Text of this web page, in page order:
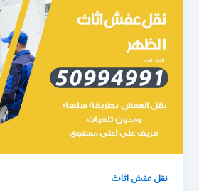
نقل عفش اثاث